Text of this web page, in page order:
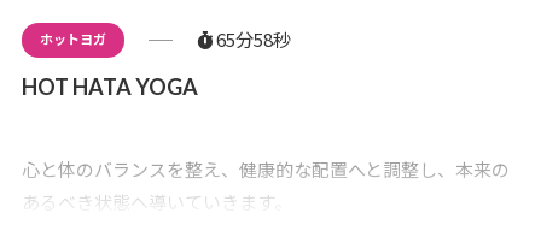
ホットヨガ 65分58秒
HOT HATA YOGA
心と体のバランスを整え、健康的な配置へと調整し、本来の
あるべき状態へ導いていきます。